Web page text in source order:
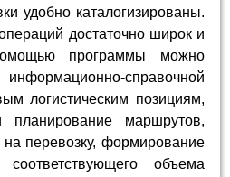
удобно каталогизированы.
достаточно широк и
программы можно
справочной
логистическим позициям,
планирование маршрутов,
перевозку, формирование
объема